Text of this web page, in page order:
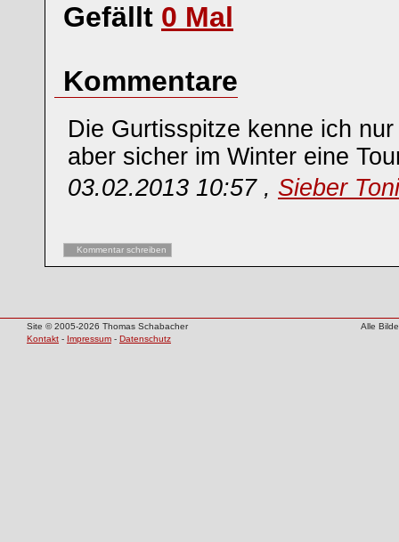
Gefällt 0 Mal
Kommentare
Die Gurtisspitze kenne ich
aber sicher im Winter eine
03.02.2013 10:57 , Sieber Toni
Kommentar schreiben
Site © 2005-2026 Thomas Schabacher
Alle
Kontakt - Impressum - Datenschutz